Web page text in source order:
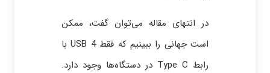
در انتهای مقاله می‌توان گفت، ممکن
است جهانی را ببینیم که فقط USB 4 با
رابط Type C در دستگاه‌ها وجود دارد.